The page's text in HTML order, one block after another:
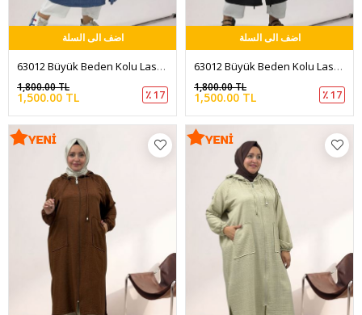
اضف الى السلة
63012 Büyük Beden Kolu Lastikli Kapüşonlu Melanj Keten Kap - İndigo
1,500.00 TL
1,800.00 TL
٪ 17
اضف الى السلة
63012 Büyük Beden Kolu Lastikli Kapüşonlu Melanj Keten Kap - Siyah
1,500.00 TL
1,800.00 TL
٪ 17